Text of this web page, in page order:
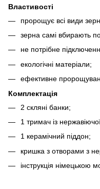
Властивості
пророщує всі види
зерна самі вбирають
не потрібне
екологічні матеріали;
ефективне
Комплектація
2 скляні банки;
1 тримач із
1 керамічний піддон;
кришка з отворами з
інструкція німецькою